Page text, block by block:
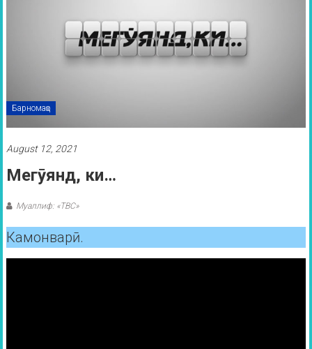
Барномаҳо
August 12, 2021
Мегӯянд, ки…
Муаллиф: «ТВС»
Камонварӣ.